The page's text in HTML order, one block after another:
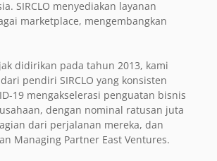
SIRCLO menyediakan layanan
marketplace, mengembangkan
didirikan pada tahun 2013, kami
pendiri SIRCLO yang konsisten
19 mengakselerasi penguatan bisnis
dengan nominal ratusan juta
dari perjalanan mereka, dan
Managing Partner East Ventures.